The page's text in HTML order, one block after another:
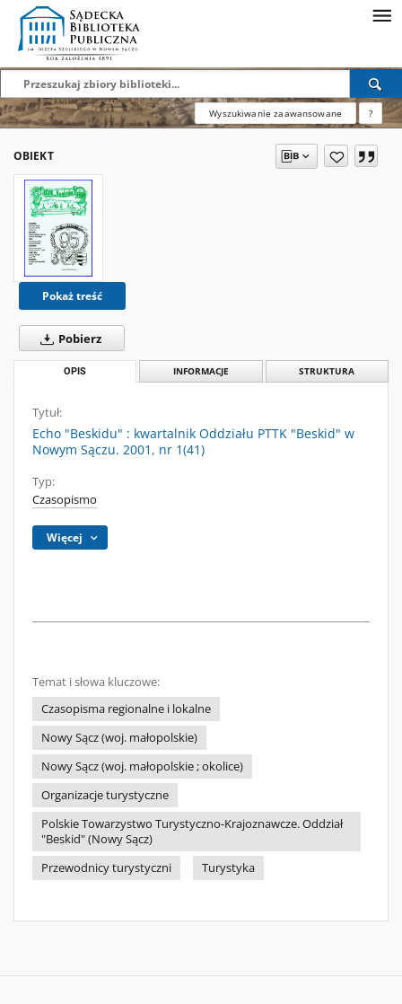
Wyszukiwanie zaawansowane ?
OBIEKT
Pokaż treść
Pobierz
OPIS INFORMACJE STRUKTURA
Tytuł:
Echo "Beskidu" : kwartalnik Oddziału PTTK "Beskid" w
Nowym Sączu. 2001, nr 1(41)
Typ:
Czasopismo
Więcej
Temat i słowa kluczowe:
Czasopisma regionalne i lokalne
Nowy Sącz (woj. małopolskie)
Nowy Sącz (woj. małopolskie ; okolice)
Organizacje turystyczne
Polskie Towarzystwo Turystyczno-Krajoznawcze. Oddział
"Beskid" (Nowy Sącz)
Przewodnicy turystyczni
Turystyka